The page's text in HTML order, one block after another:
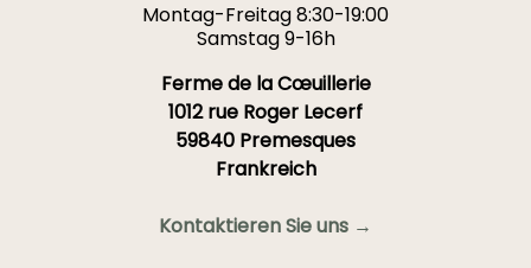
Montag-Freitag 8:30-19:00
Samstag 9-16h
Ferme de la Cœuillerie
1012 rue Roger Lecerf
59840 Premesques
Frankreich
Kontaktieren Sie uns →